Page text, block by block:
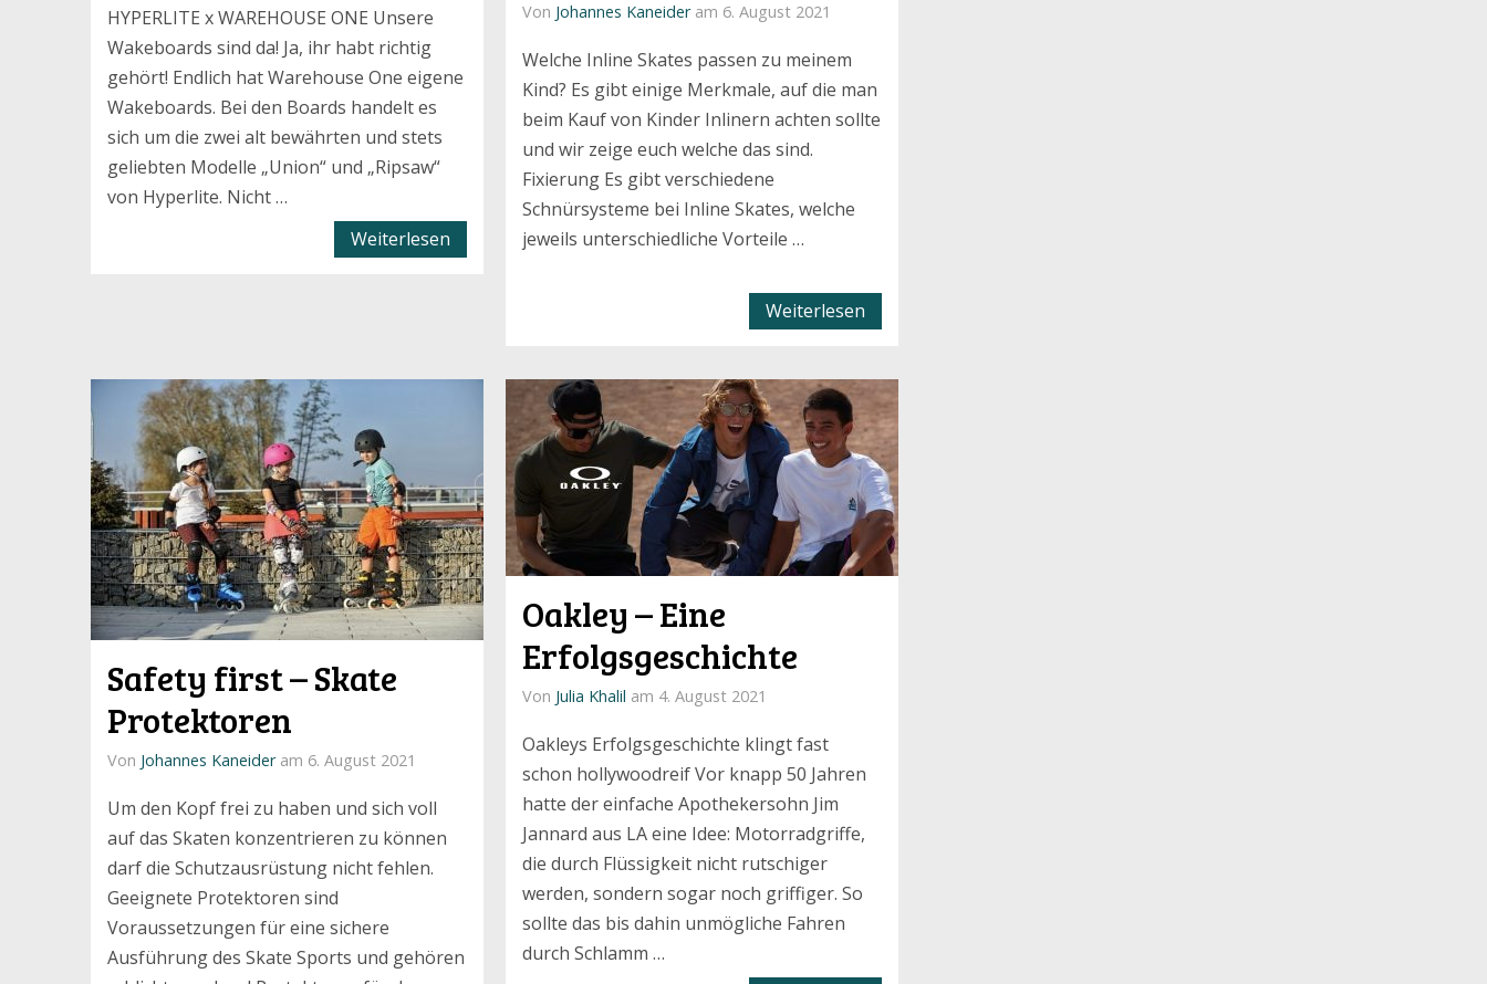
HYPERLITE x WAREHOUSE ONE Unsere
Wakeboards sind da! Ja, ihr habt richtig
gehört! Endlich hat Warehouse One eigene
Wakeboards. Bei den Boards handelt es
sich um die zwei alt bewährten und stets
geliebten Modelle „Union“ und „Ripsaw“
von Hyperlite. Nicht …
Weiterlesen
Von Johannes Kaneider am 6. August 2021
Welche Inline Skates passen zu meinem
Kind? Es gibt einige Merkmale, auf die man
beim Kauf von Kinder Inlinern achten sollte
und wir zeige euch welche das sind.
Fixierung Es gibt verschiedene
Schnürsysteme bei Inline Skates, welche
jeweils unterschiedliche Vorteile …
Weiterlesen
Safety first – Skate
Protektoren
Von Johannes Kaneider am 6. August 2021
Um den Kopf frei zu haben und sich voll
auf das Skaten konzentrieren zu können
darf die Schutzausrüstung nicht fehlen.
Geeignete Protektoren sind
Voraussetzungen für eine sichere
Ausführung des Skate Sports und gehören
Oakley – Eine
Erfolgsgeschichte
Von Julia Khalil am 4. August 2021
Oakleys Erfolgsgeschichte klingt fast
schon hollywoodreif Vor knapp 50 Jahren
hatte der einfache Apothekersohn Jim
Jannard aus LA eine Idee: Motorradgriffe,
die durch Flüssigkeit nicht rutschiger
werden, sondern sogar noch griffiger. So
sollte das bis dahin unmögliche Fahren
durch Schlamm …